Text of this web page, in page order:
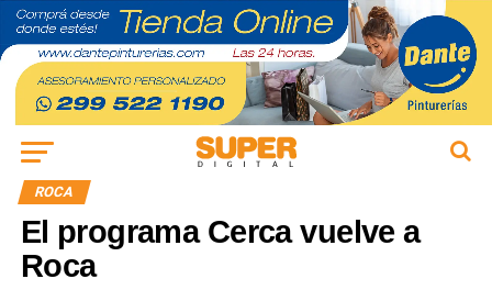
ROCA
El programa Cerca vuelve a
Roca